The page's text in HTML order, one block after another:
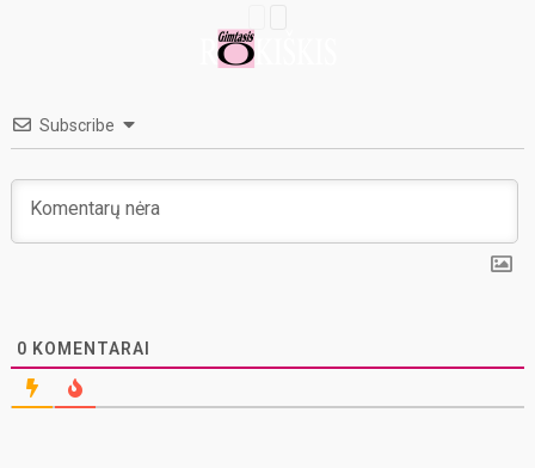
Subscribe
0 KOMENTARAI